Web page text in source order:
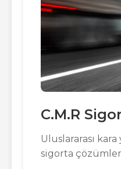
C.M.R
Uluslararası kara
sigorta